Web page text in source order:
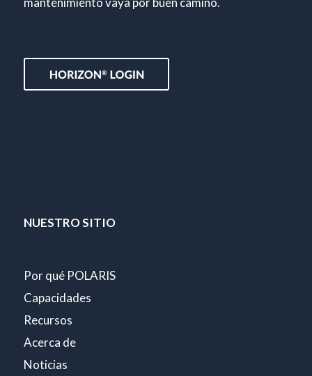
NUESTRO SITIO
Por qué POLARIS
Capacidades
Recursos
Acerca de
Noticias